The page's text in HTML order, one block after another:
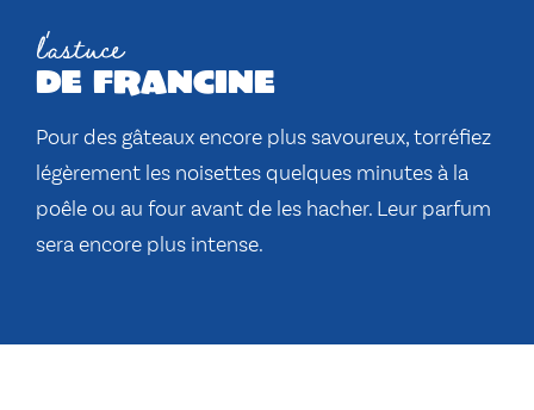
l'astuce
de francine
Pour des gâteaux encore plus savoureux, torréfiez
légèrement les noisettes quelques minutes à la
poêle ou au four avant de les hacher. Leur parfum
sera encore plus intense.